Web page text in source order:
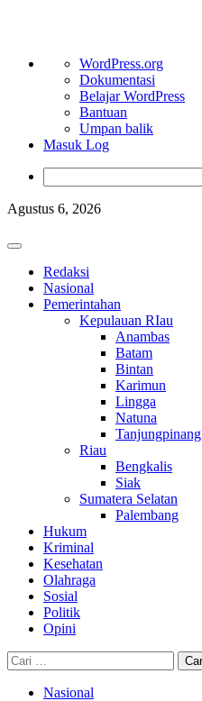
Tentang
WordPress
WordPress.org
Dokumentasi
Belajar WordPress
Bantuan
Umpan balik
Masuk Log
Skip
content
Agustus 6, 2026
Primary
Redaksi
Nasional
Pemerintahan
Kepulauan RIau
Anambas
Batam
Bintan
Karimun
Lingga
Natuna
Tanjungpinang
Riau
Bengkalis
Siak
Sumatera Selatan
Palembang
Hukum
Kriminal
Kesehatan
Olahraga
Sosial
Politik
Opini
Cari
untuk:
Nasional